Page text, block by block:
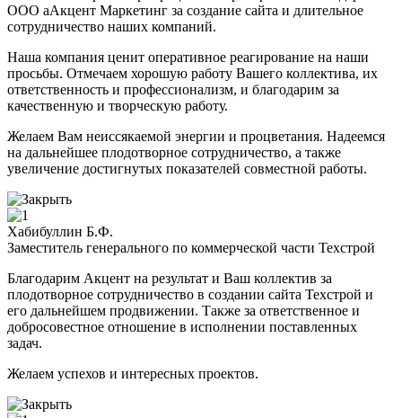
ООО аАкцент Маркетинг за создание сайта и длительное
сотрудничество наших компаний.
Наша компания ценит оперативное реагирование на наши
просьбы. Отмечаем хорошую работу Вашего коллектива, их
ответственность и профессионализм, и благодарим за
качественную и творческую работу.
Желаем Вам неиссякаемой энергии и процветания. Надеемся
на дальнейшее плодотворное сотрудничество, а также
увеличение достигнутых показателей совместной работы.
Хабибуллин Б.Ф.
Заместитель генерального по коммерческой части Техстрой
Благодарим Акцент на результат и Ваш коллектив за
плодотворное сотрудничество в создании сайта Техстрой и
его дальнейшем продвижении. Также за ответственное и
добросовестное отношение в исполнении поставленных
задач.
Желаем успехов и интересных проектов.